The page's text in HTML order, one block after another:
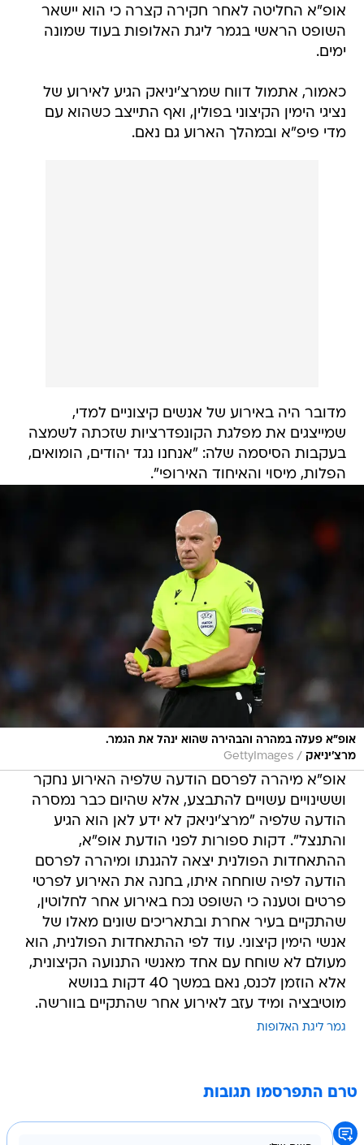
אופ"א החליטה לאחר חקירה קצרה כי הוא יישאר
השופט הראשי בגמר ליגת האלופות בעוד שמונה
ימים.
כאמור, אתמול דווח שמרצ'יניאק הגיע לאירוע של
נציגי הימין הקיצוני בפולין, ואף התייצב כשהוא עם
מדי פיפ"א ובמהלך הארוע גם נאם.
מדובר היה באירוע של אנשים קיצוניים למדי,
שמייצגים את מפלגת הקונפדרציות שזכתה לשמצה
בעקבות הסיסמה שלה: "אנחנו נגד יהודים, הומואים,
הפלות, מיסוי והאיחוד האירופי".
אופ"א פעלה במהרה והבהירה שהוא ינהל את הגמר.
מרצ'יניאק /
GettyImages
אופ"א מיהרה לפרסם הודעה שלפיה האירוע נחקר
וששינויים עשויים להתבצע, אלא שהיום כבר נמסרה
הודעה שלפיה "מרצ'יניאק לא ידע לאן הוא הגיע
והתנצל". דקות ספורות לפני הודעת אופ"א,
ההתאחדות הפולנית יצאה להגנתו ומיהרה לפרסם
הודעה לפיה שוחחה איתו, בחנה את האירוע לפרטי
פרטים וטענה כי השופט נכח באירוע אחר לחלוטין,
שהתקיים בעיר אחרת ובתאריכים שונים מאלו של
אנשי הימין קיצוני. עוד לפי ההתאחדות הפולנית, הוא
מעולם לא שוחח עם אחד מאנשי התנועה הקיצונית,
אלא הוזמן לכנס, נאם במשך 40 דקות בנושא
מוטיבציה ומיד עזב לאירוע אחר שהתקיים בוורשה.
גמר ליגת האלופות
טרם התפרסמו תגובות